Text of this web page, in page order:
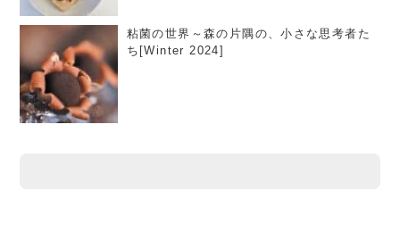
粘菌の世界～森の片隅の、小さな思考者た
ち[Winter 2024]